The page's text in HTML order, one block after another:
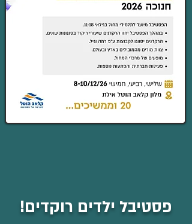
פסטיבל ילדים רוקדים!